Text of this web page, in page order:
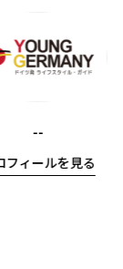
--
フィールを見る